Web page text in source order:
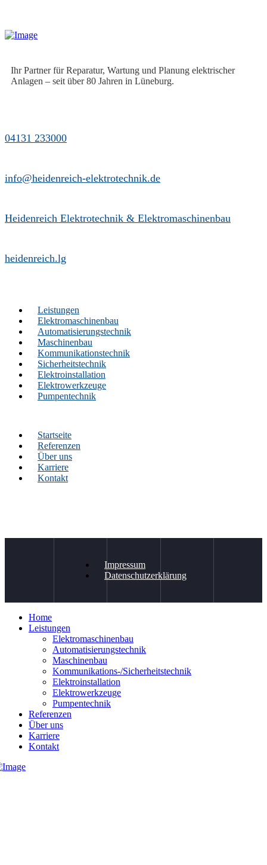
Ihr Partner für Reparatur, Wartung und Planung elektrischer
Anlagen – seit über 80 Jahren in Lüneburg.
04131 233000
info@heidenreich-elektrotechnik.de
Heidenreich Elektrotechnik & Elektromaschinenbau
heidenreich.lg
Leistungen
Elektromaschinenbau
Automatisierungstechnik
Maschinenbau
Kommunikationstechnik
Sicherheitstechnik
Elektroinstallation
Elektrowerkzeuge
Pumpentechnik
Startseite
Referenzen
Über uns
Karriere
Kontakt
Impressum
Datenschutzerklärung
Home
Leistungen
Elektromaschinenbau
Automatisierungstechnik
Maschinenbau
Kommunikations-/Sicherheitstechnik
Elektroinstallation
Elektrowerkzeuge
Pumpentechnik
Referenzen
Über uns
Karriere
Kontakt